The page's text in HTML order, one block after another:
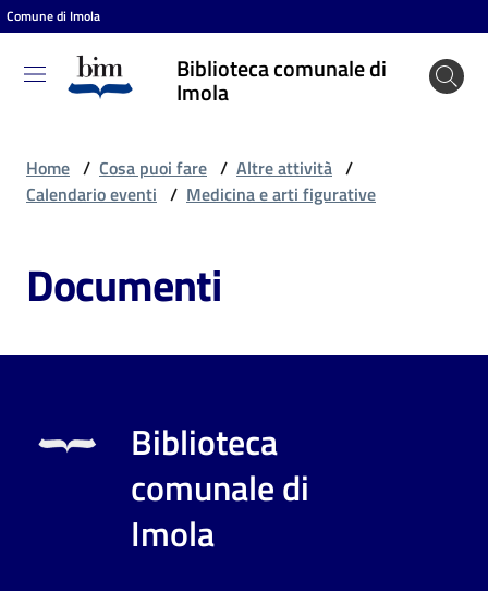
Vai al contenuto
Vai alla navigazione
Vai al footer
Comune di Imola
Biblioteca comunale di
Imola
Biblioteca
comunale
puoi
Home / Cosa puoi fare / Altre attività /
Calendario eventi / Medicina e arti figurative
Documenti
Biblioteca
comunale di
Imola